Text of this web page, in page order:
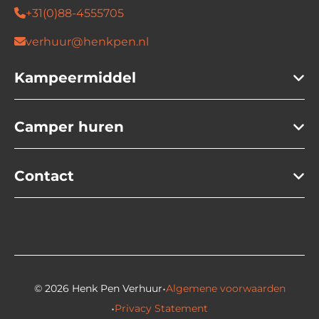
+31(0)88-4555705
verhuur@henkpen.nl
Kampeermiddel
Camper huren
Contact
© 2026 Henk Pen Verhuur·Algemene voorwaarden
·Privacy Statement